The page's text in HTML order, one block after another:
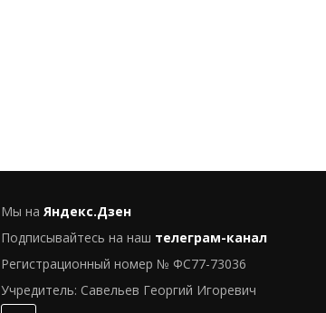
Мы на Яндекс.Дзен
Подписывайтесь на наш телеграм-канал
Регистрационный номер № ФС77-73036
Учредитель: Савельев Георгий Игоревич